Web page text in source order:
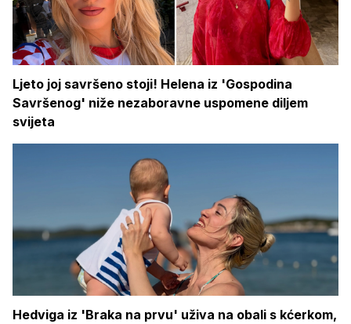
Ljeto joj savršeno stoji! Helena iz 'Gospodina
Savršenog' niže nezaboravne uspomene diljem
svijeta
Hedviga iz 'Braka na prvu' uživa na obali s kćerkom,